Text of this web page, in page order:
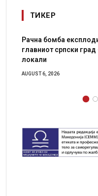
11-месечна воена
AUGUST 4, 2026